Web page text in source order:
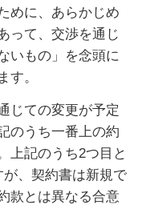
めに、あらかじめ
って、交渉を通じ
いもの」を念頭に
す。
じての変更が予定
のうち一番上の約
上記のうち2つ目と
、契約書は新規で
款とは異なる合意